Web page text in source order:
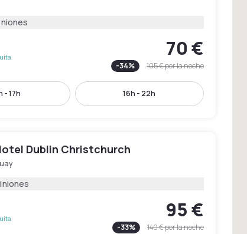
70 €
-34% 105 €por la noche
- 17h 16h - 22h
Dublin Christchurch
95 €
-33% 140 €por la noche